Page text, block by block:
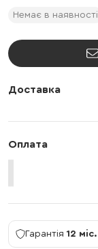
Немає в наявності
Доставка
Оплата
Гарантія 12 міс.